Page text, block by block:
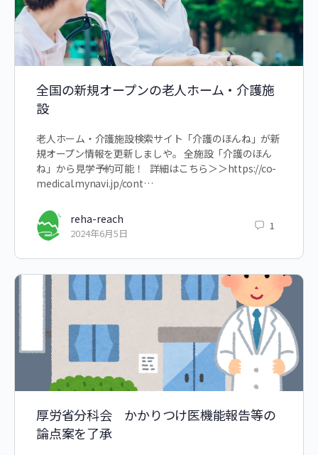
全国の新規オープンの老人ホーム・介護施
設
老人ホーム・介護施設検索サイト「介護のほんね」が新
規オープン情報を更新しましや。 全施設「介護のほん
ね」から見学予約可能！ 詳細はこちら＞＞https://co-
medical.mynavi.jp/cont…
reha-reach
2024年6月5日
1
厚労省分科会 かかりつけ医機能報告等の
論点案を了承